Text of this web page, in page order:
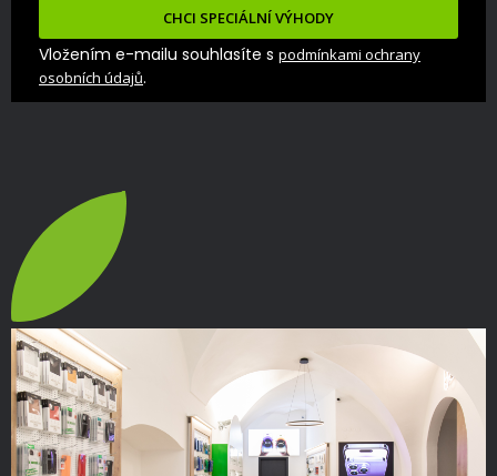
CHCI SPECIÁLNÍ VÝHODY
Vložením e-mailu souhlasíte s podmínkami ochrany
osobních údajů.